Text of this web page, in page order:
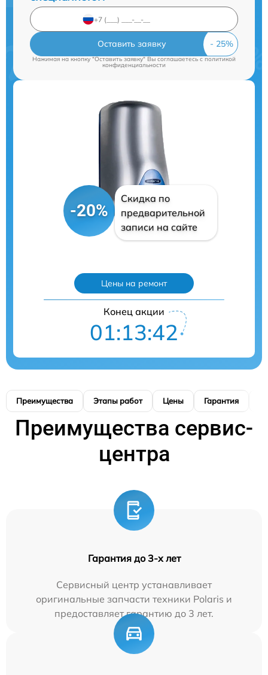
Оставить заявку
Нажимая на кнопку "Оставить заявку" Вы соглашаетесь cполитикой
конфиденциальности
-20%
Скидка по
предварительной
записи на сайте
Цены на ремонт
Конец акции
01:13:40
Преимущества Этапы работ Цены Гарантия
Преимущества сервис-
центра
Гарантия до 3-х лет
Сервисный центр устанавливает
оригинальные запчасти техники Polaris и
предоставляет гарантию до 3 лет.